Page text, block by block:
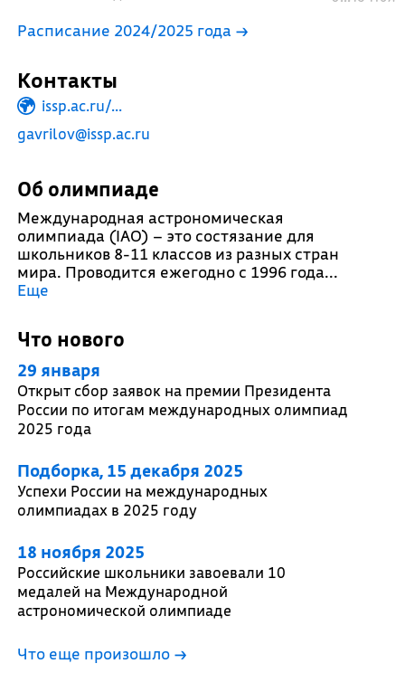
Расписание 2024/2025 года →
Контакты
issp.ac.ru/...
gavrilov@issp.ac.ru
Об олимпиаде
Международная астрономическая
олимпиада (IAO) – это состязание для
школьников 8-11 классов из разных стран
мира. Проводится ежегодно с 1996 года...
Еще
Что нового
29 января
Открыт сбор заявок на премии Президента
России по итогам международных олимпиад
2025 года
Подборка, 15 декабря 2025
Успехи России на международных
олимпиадах в 2025 году
18 ноября 2025
Российские школьники завоевали 10
медалей на Международной
астрономической олимпиаде
Что еще произошло →